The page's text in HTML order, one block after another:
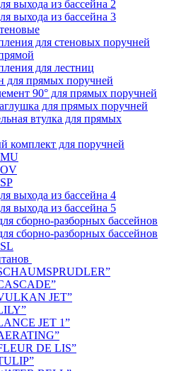
выхода из бассейна 2
выхода из бассейна 3
для стеновых поручней
для лестниц
для прямых поручней
90° для прямых поручней
для прямых поручней
втулка для прямых
комплект для поручней
выхода из бассейна 4
выхода из бассейна 5
сборно-разборных бассейнов
сборно-разборных бассейнов
JET”
JET 1”
DE LIS”